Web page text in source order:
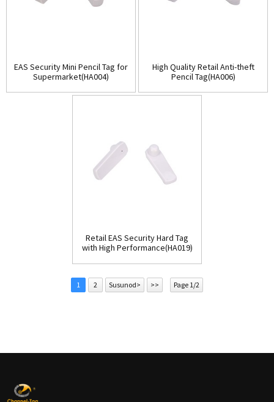
EAS Security Mini Pencil Tag for
Supermarket(HA004)
High Quality Retail Anti-theft
Pencil Tag(HA006)
Retail EAS Security Hard Tag
with High Performance(HA019)
1 2 Susunod> >> Page 1/2